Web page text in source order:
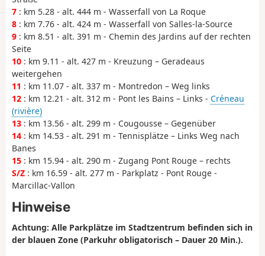
7 : km 5.28 - alt. 444 m - Wasserfall von La Roque
8 : km 7.76 - alt. 424 m - Wasserfall von Salles-la-Source
9 : km 8.51 - alt. 391 m - Chemin des Jardins auf der rechten
Seite
10 : km 9.11 - alt. 427 m - Kreuzung – Geradeaus
weitergehen
11 : km 11.07 - alt. 337 m - Montredon – Weg links
12 : km 12.21 - alt. 312 m - Pont les Bains – Links - Créneau
(rivière)
13 : km 13.56 - alt. 299 m - Cougousse – Gegenüber
14 : km 14.53 - alt. 291 m - Tennisplätze – Links Weg nach
Banes
15 : km 15.94 - alt. 290 m - Zugang Pont Rouge – rechts
S/Z : km 16.59 - alt. 277 m - Parkplatz - Pont Rouge -
Marcillac-Vallon
Hinweise
Achtung: Alle Parkplätze im Stadtzentrum befinden sich in
der blauen Zone (Parkuhr obligatorisch – Dauer 20 Min.).